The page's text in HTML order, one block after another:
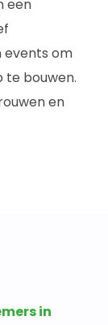
een
events om
te bouwen.
en
in